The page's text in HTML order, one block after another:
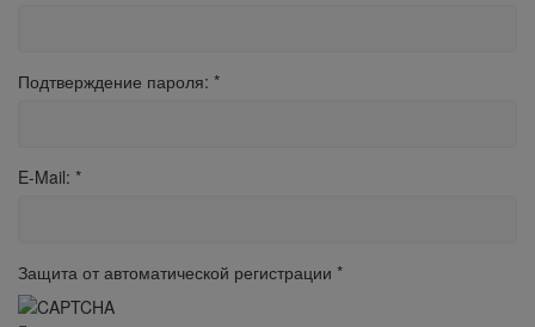
Подтверждение пароля: *
E-Mail: *
Защита от автоматической регистрации *